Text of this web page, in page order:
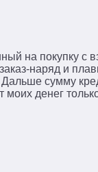
на покупку с
наряд и
сумму
денег